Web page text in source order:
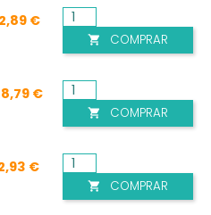
€
 COMPRAR
€
 COMPRAR
€
 COMPRAR